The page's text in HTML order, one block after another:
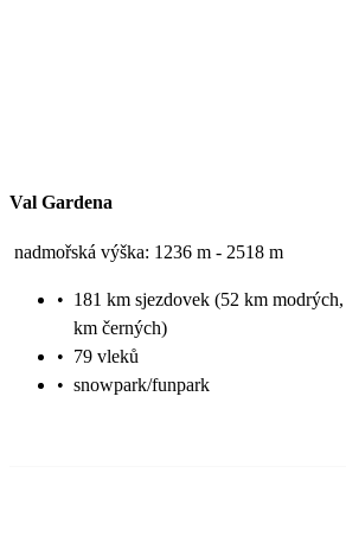
Val Gardena
nadmořská výška: 1236 m - 2518 m
• 181 km sjezdovek (52 km
km černých)
• 79 vleků
• snowpark/funpark